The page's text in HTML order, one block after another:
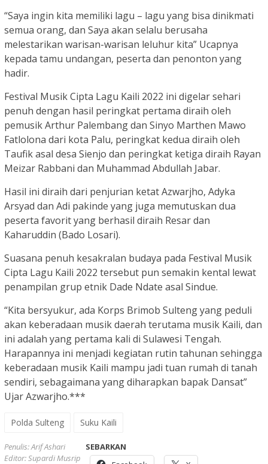
“Saya ingin kita memiliki lagu – lagu yang bisa dinikmati
semua orang, dan Saya akan selalu berusaha
melestarikan warisan-warisan leluhur kita” Ucapnya
kepada tamu undangan, peserta dan penonton yang
hadir.
Festival Musik Cipta Lagu Kaili 2022 ini digelar sehari
penuh dengan hasil peringkat pertama diraih oleh
pemusik Arthur Palembang dan Sinyo Marthen Mawo
Fatlolona dari kota Palu, peringkat kedua diraih oleh
Taufik asal desa Sienjo dan peringkat ketiga diraih Rayan
Meizar Rabbani dan Muhammad Abdullah Jabar.
Hasil ini diraih dari penjurian ketat Azwarjho, Adyka
Arsyad dan Adi pakinde yang juga memutuskan dua
peserta favorit yang berhasil diraih Resar dan
Kaharuddin (Bado Losari).
Suasana penuh kesakralan budaya pada Festival Musik
Cipta Lagu Kaili 2022 tersebut pun semakin kental lewat
penampilan grup etnik Dade Ndate asal Sindue.
“Kita bersyukur, ada Korps Brimob Sulteng yang peduli
akan keberadaan musik daerah terutama musik Kaili, dan
ini adalah yang pertama kali di Sulawesi Tengah.
Harapannya ini menjadi kegiatan rutin tahunan sehingga
keberadaan musik Kaili mampu jadi tuan rumah di tanah
sendiri, sebagaimana yang diharapkan bapak Dansat”
Ujar Azwarjho.***
Polda Sulteng Suku Kaili
Penulis: Arif Ashari
Editor: Supardi Musrip
SEBARKAN